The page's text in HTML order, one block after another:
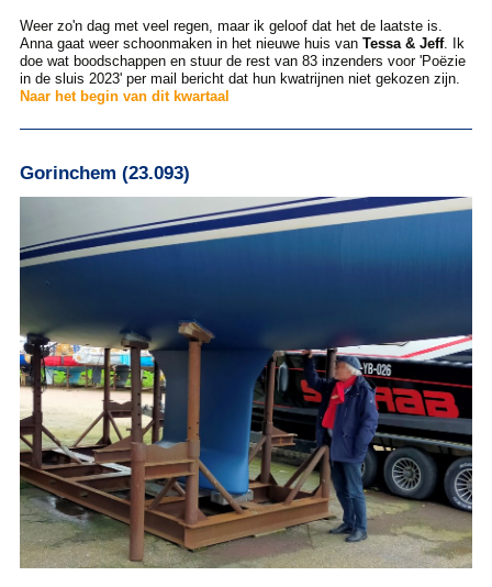
Weer zo'n dag met veel regen, maar ik geloof dat het de laatste is.
Anna gaat weer schoonmaken in het nieuwe huis van Tessa & Jeff. Ik
doe wat boodschappen en stuur de rest van 83 inzenders voor 'Poëzie
in de sluis 2023' per mail bericht dat hun kwatrijnen niet gekozen zijn.
Naar het begin van dit kwartaal
Gorinchem (23.093)